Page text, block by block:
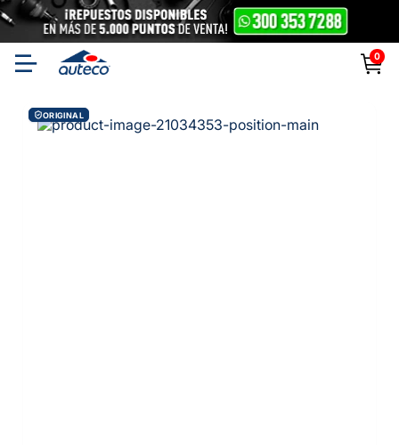
0
ORIGINAL